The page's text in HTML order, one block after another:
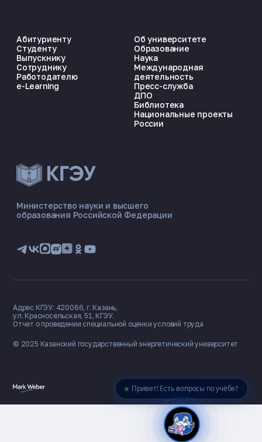
Привет! Есть вопросы по учёбе?
ЭНЕРГОКОД — ПОМОЩНИК КГЭУ
📋 Приёмная комиссия
🏠 Общежитие
Министерство науки и высшего
образования Российской Федерации
Абитуриенту
Студенту
Выпускнику
Сотруднику
Работодателю
e-Learning
Об университете
Образование
Наука
Международная
деятельность
Пресс-служба
ДПО
Библиотека
Национальные проекты
России
© 2025 Казанский государственный энергетический университет
Адрес КГЭУ: 420066, г. Казань,
ул. Красносельская, 51, КГЭУ.
Отчет о проведении специальной оценки условий труда